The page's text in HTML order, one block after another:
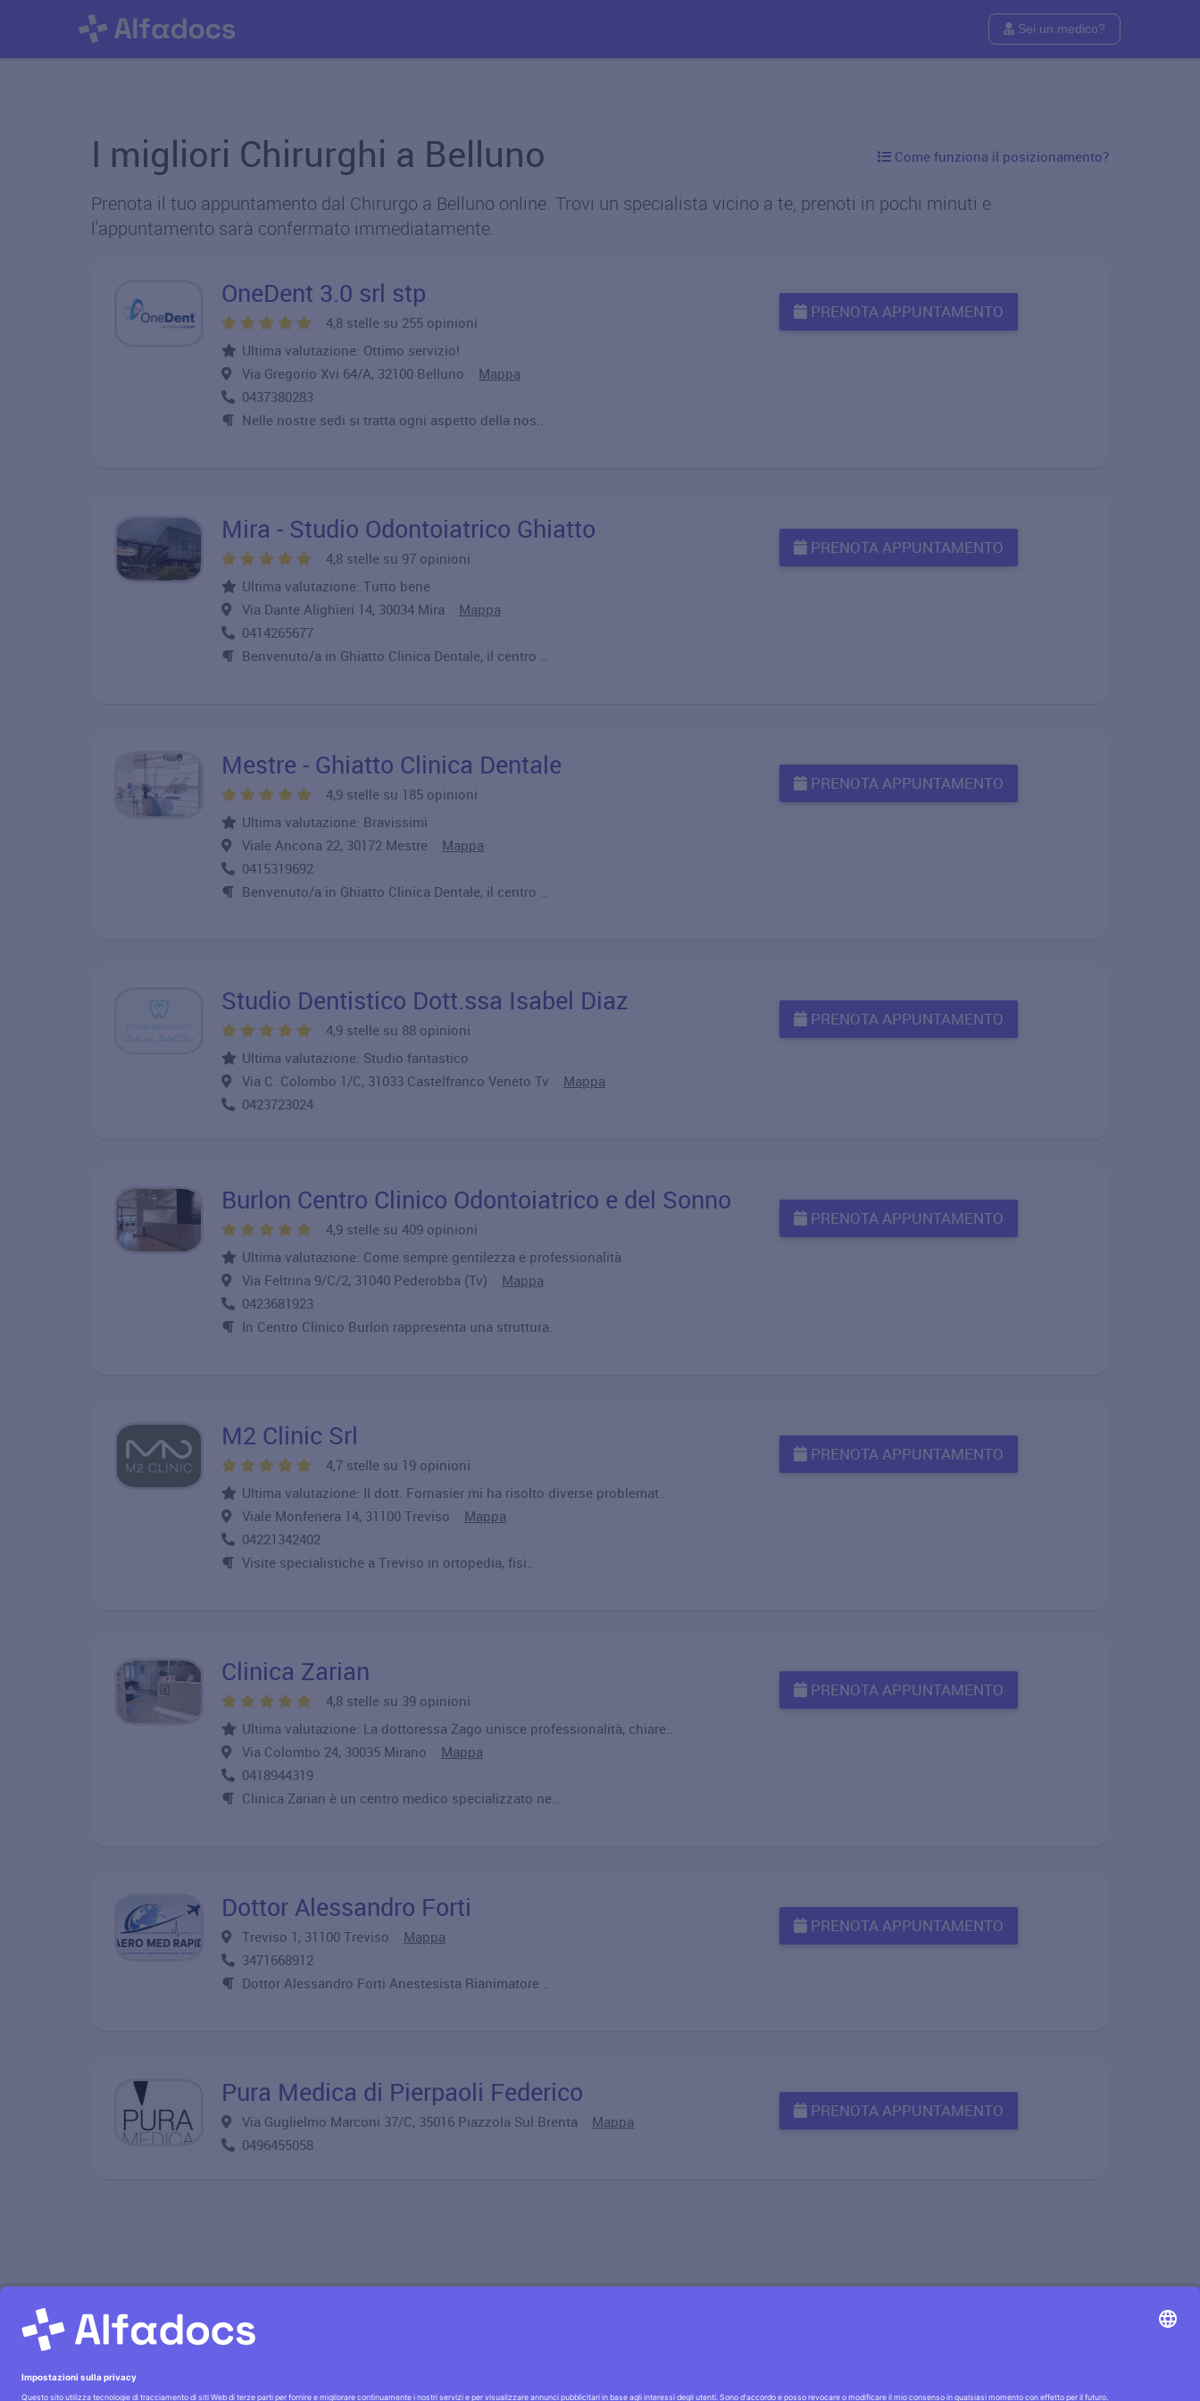
Sei un medico?
I migliori Chirurghi a Belluno Come funziona il posizionamento?
Prenota il tuo appuntamento dal Chirurgo a Belluno online. Trovi un specialista vicino a te, prenoti in pochi minuti e
l'appuntamento sarà confermato immediatamente.
OneDent 3.0 srl stp
4,8 stelle su 255 opinioni
Ultima valutazione: Ottimo servizio!
Via Gregorio Xvi 64/A, 32100 Belluno Mappa
0437380283
Nelle nostre sedi si tratta ogni aspetto della nos..
PRENOTA APPUNTAMENTO
Mira - Studio Odontoiatrico Ghiatto
4,8 stelle su 97 opinioni
Ultima valutazione: Tutto bene
Via Dante Alighieri 14, 30034 Mira Mappa
0414265677
Benvenuto/a in Ghiatto Clinica Dentale, il centro ..
PRENOTA APPUNTAMENTO
Mestre - Ghiatto Clinica Dentale
4,9 stelle su 185 opinioni
Ultima valutazione: Bravissimi
Viale Ancona 22, 30172 Mestre Mappa
0415319692
Benvenuto/a in Ghiatto Clinica Dentale, il centro ..
PRENOTA APPUNTAMENTO
Studio Dentistico Dott.ssa Isabel Diaz
4,9 stelle su 88 opinioni
Ultima valutazione: Studio fantastico
Via C. Colombo 1/C, 31033 Castelfranco Veneto Tv Mappa
0423723024
PRENOTA APPUNTAMENTO
Burlon Centro Clinico Odontoiatrico e del Sonno
4,9 stelle su 409 opinioni
Ultima valutazione: Come sempre gentilezza e professionalità
Via Feltrina 9/C/2, 31040 Pederobba (Tv) Mappa
0423681923
In Centro Clinico Burlon rappresenta una struttura..
PRENOTA APPUNTAMENTO
M2 Clinic Srl
4,7 stelle su 19 opinioni
Ultima valutazione: Il dott. Fornasier mi ha risolto diverse problemat..
Viale Monfenera 14, 31100 Treviso Mappa
04221342402
Visite specialistiche a Treviso in ortopedia, fisi..
PRENOTA APPUNTAMENTO
Clinica Zarian
4,8 stelle su 39 opinioni
Ultima valutazione: La dottoressa Zago unisce professionalità, chiare..
Via Colombo 24, 30035 Mirano Mappa
0418944319
Clinica Zarian è un centro medico specializzato ne..
PRENOTA APPUNTAMENTO
Dottor Alessandro Forti
Treviso 1, 31100 Treviso Mappa
3471668912
Dottor Alessandro Forti Anestesista Rianimatore ..
PRENOTA APPUNTAMENTO
Pura Medica di Pierpaoli Federico
Via Guglielmo Marconi 37/C, 35016 Piazzola Sul Brenta Mappa
0496455058
PRENOTA APPUNTAMENTO